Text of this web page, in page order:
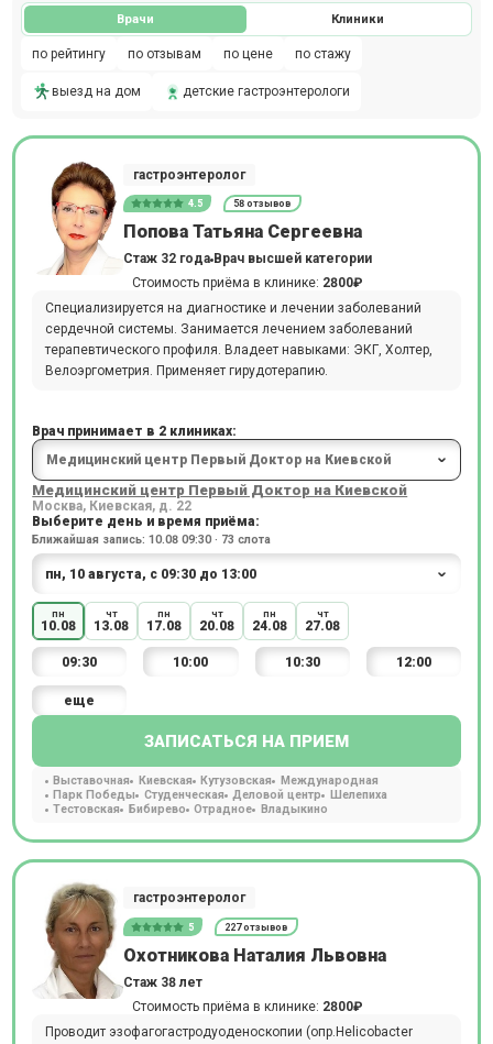
Врачи Клиники
по рейтингу по отзывам по цене по стажу
выезд на дом детские гастроэнтерологи
гастроэнтеролог
4.5 58 отзывов
Попова Татьяна Сергеевна
Стаж 32 года Врач высшей категории
Стоимость приёма в клинике: 2800₽
Специализируется на диагностике и лечении заболеваний
сердечной системы. Занимается лечением заболеваний
терапевтического профиля. Владеет навыками: ЭКГ, Холтер,
Велоэргометрия. Применяет гирудотерапию.
Врач принимает в 2 клиниках:
Медицинский центр Первый Доктор на Киевской
Москва, Киевская, д. 22
Выберите день и время приёма:
Ближайшая запись: 10.08 09:30 · 73 слота
пн
10.08
чт
13.08
пн
17.08
чт
20.08
пн
24.08
чт
27.08
09:30 10:00 10:30 12:00
еще
ЗАПИСАТЬСЯ НА ПРИЕМ
Выставочная Киевская Кутузовская
Международная
Парк Победы
Студенческая Деловой центр
Шелепиха
Тестовская
Бибирево Отрадное Владыкино
гастроэнтеролог
5 227 отзывов
Охотникова Наталия Львовна
Стаж 38 лет
Стоимость приёма в клинике: 2800₽
Проводит эзофагогастродуоденоскопии (опр.Hеlicobacter